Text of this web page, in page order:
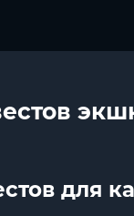
для